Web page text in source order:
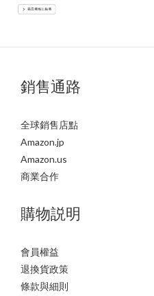
銷售通路
全球銷售店點
Amazon.jp
Amazon.us
商業合作
購物説明
會員權益
退換貨政策
條款與細則